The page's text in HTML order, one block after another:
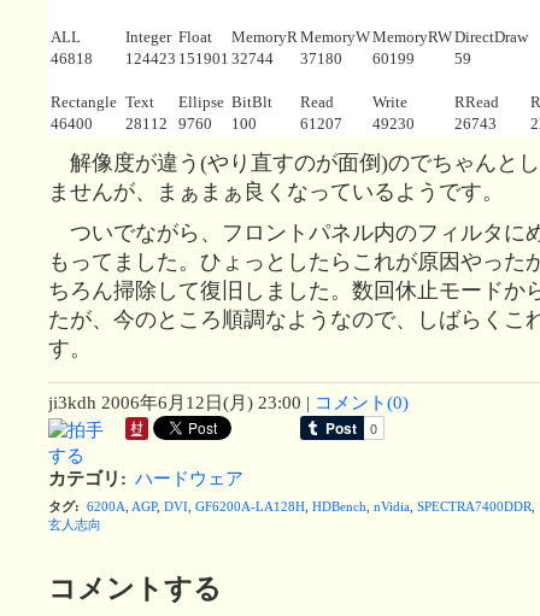
ALL Integer Float MemoryRMemoryWMemoryRWDirectDraw
46818
124423 151901 32744 37180 60199 59
Rectangle Text Ellipse BitBlt Read Write RRead
46400
28112 9760 100 61207 49230 26743
解像度が違う(やり直すのが面倒)のでちゃんと
ませんが、まぁまぁ良くなっているようです。
ついでながら、フロントパネル内のフィルタに
もってました。ひょっとしたらこれが原因やっ
ちろん掃除して復旧しました。数回休止モードか
たが、今のところ順調なようなので、しばらくこ
す。
ji3kdh 2006年6月12日(月) 23:00 | コメント(0)
カテゴリ : ハードウェア
タグ: 6200A AGP, DVI, GF6200A-LA128H, HDBench nVidia, SPECTRA7400DDR
玄人志向
コメントする